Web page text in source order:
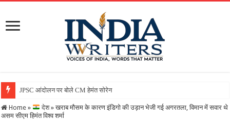
JPSC आंदोलन पर बोले CM हेमंत सोरेन, कहा- सरकार गंभीर, जांच जारी, छा
Home » देश » खराब मौसम के कारण इंडिगो की उड़ान भेजी गई अगरतला, विमान में सवार थे
असम सीएम हिमंत विश्व शर्मा